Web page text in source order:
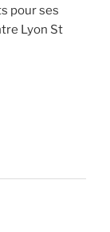
pour ses
Lyon St